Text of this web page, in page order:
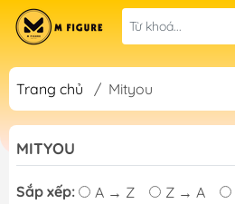
Trang chủ / Mityou
MITYOU
Sắp xếp: A → Z Z → A